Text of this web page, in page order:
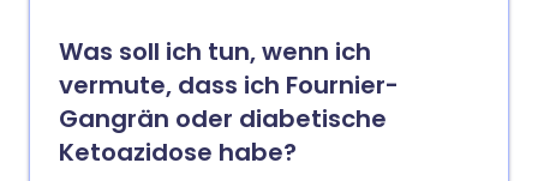
Was soll ich tun, wenn ich
vermute, dass ich Fournier-
Gangrän oder diabetische
Ketoazidose habe?